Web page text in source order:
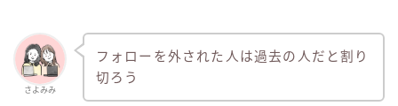
さよみみ
フォローを外された人は過去の人だと割り
切ろう